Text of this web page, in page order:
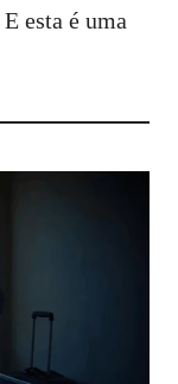
esta é uma